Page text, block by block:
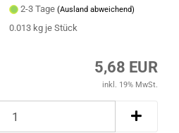
2-3 Tage (Ausland abweichend)
0.013kg je Stück
5,68 EUR
inkl. 19% MwSt.